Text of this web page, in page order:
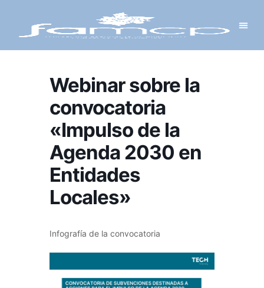
Webinar sobre la
convocatoria
«Impulso de la
Agenda 2030 en
Entidades
Locales»
Infografía de la convocatoria